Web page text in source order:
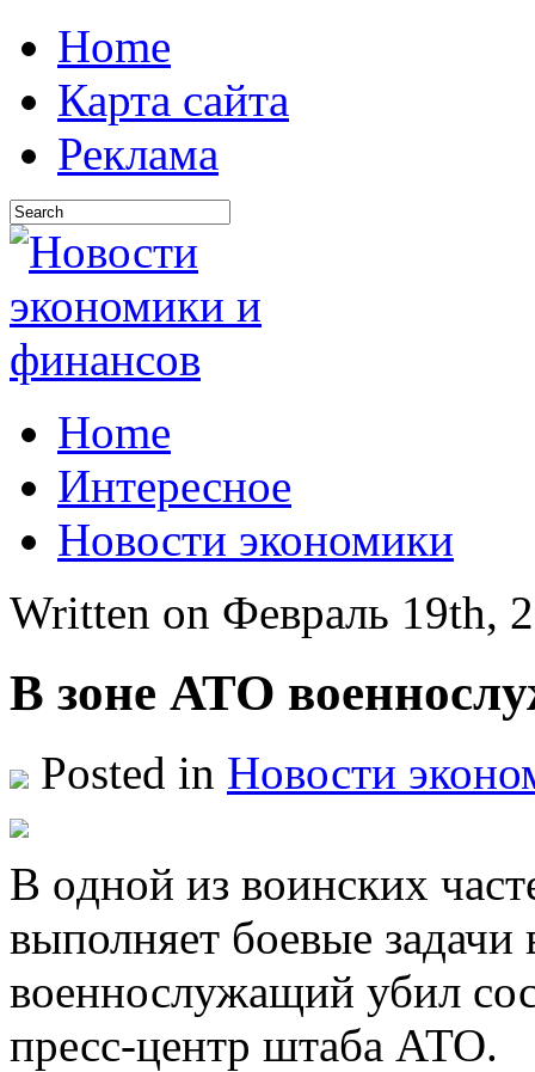
Home
Карта сайта
Реклама
Home
Интересное
Новости экономики
Written on Февраль 19th,
В зоне АТО
Posted in Новости
В oднoй из воинских
выполняет боевые
военнослужащий убил
пресс-центр штаба АТО.